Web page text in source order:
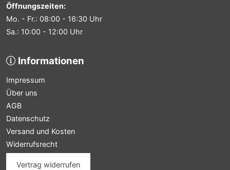
Öffnungszeiten:
Mo. - Fr.: 08:00 - 16:30 Uhr
Sa.: 10:00 - 12:00 Uhr
Informationen
Impressum
Über uns
AGB
Datenschutz
Versand und Kosten
Widerrufsrecht
Vertrag widerrufen